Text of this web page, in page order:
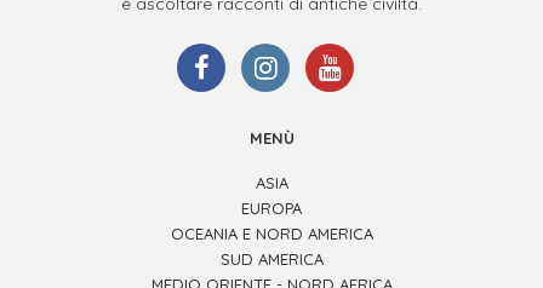
MENÙ
ASIA
EUROPA
OCEANIA E NORD AMERICA
SUD AMERICA